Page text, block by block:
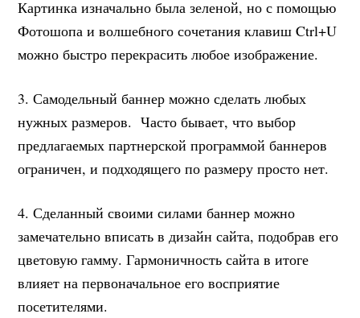
Картинка изначально была зеленой, но с помощью
Фотошопа и волшебного сочетания клавиш Ctrl+U
можно быстро перекрасить любое изображение.
3. Самодельный баннер можно сделать любых
нужных размеров. Часто бывает, что выбор
предлагаемых партнерской программой баннеров
ограничен, и подходящего по размеру просто нет.
4. Сделанный своими силами баннер можно
замечательно вписать в дизайн сайта, подобрав его
цветовую гамму. Гармоничность сайта в итоге
влияет на первоначальное его восприятие
посетителями.